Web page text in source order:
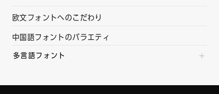
欧文フォントへのこだわり
中国語フォントのバラエティ
多言語フォント